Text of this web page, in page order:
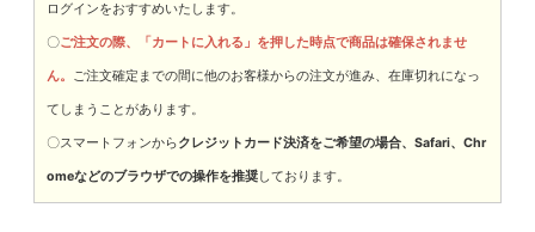
ログインをおすすめいたします。
〇ご注文の際、「カートに入れる」を押した時点で商品は確保されませ
ん。 ご注文確定までの間に他のお客様からの注文が進み、在庫切れになっ
てしまうことがあります。
〇スマートフォンからクレジットカード決済をご希望の場合、Safari、Chr
omeなどのブラウザでの操作を推奨しております。